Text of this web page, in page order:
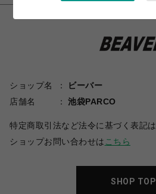
ショップ名
ビーバー
店舗名
池袋PARCO
特定商取引法など法令に基づく表記は
ショップお問い合わせは こちら
SHOP TOP